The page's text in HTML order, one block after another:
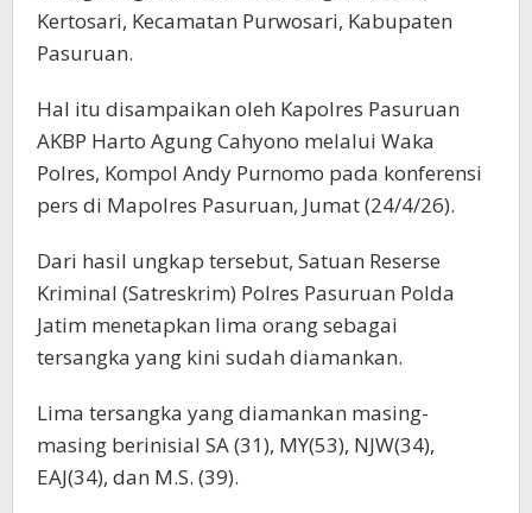
Kertosari, Kecamatan Purwosari, Kabupaten
Pasuruan.
Hal itu disampaikan oleh Kapolres Pasuruan
AKBP Harto Agung Cahyono melalui Waka
Polres, Kompol Andy Purnomo pada konferensi
pers di Mapolres Pasuruan, Jumat (24/4/26).
Dari hasil ungkap tersebut, Satuan Reserse
Kriminal (Satreskrim) Polres Pasuruan Polda
Jatim menetapkan lima orang sebagai
tersangka yang kini sudah diamankan.
Lima tersangka yang diamankan masing-
masing berinisial SA (31), MY(53), NJW(34),
EAJ(34), dan M.S. (39).